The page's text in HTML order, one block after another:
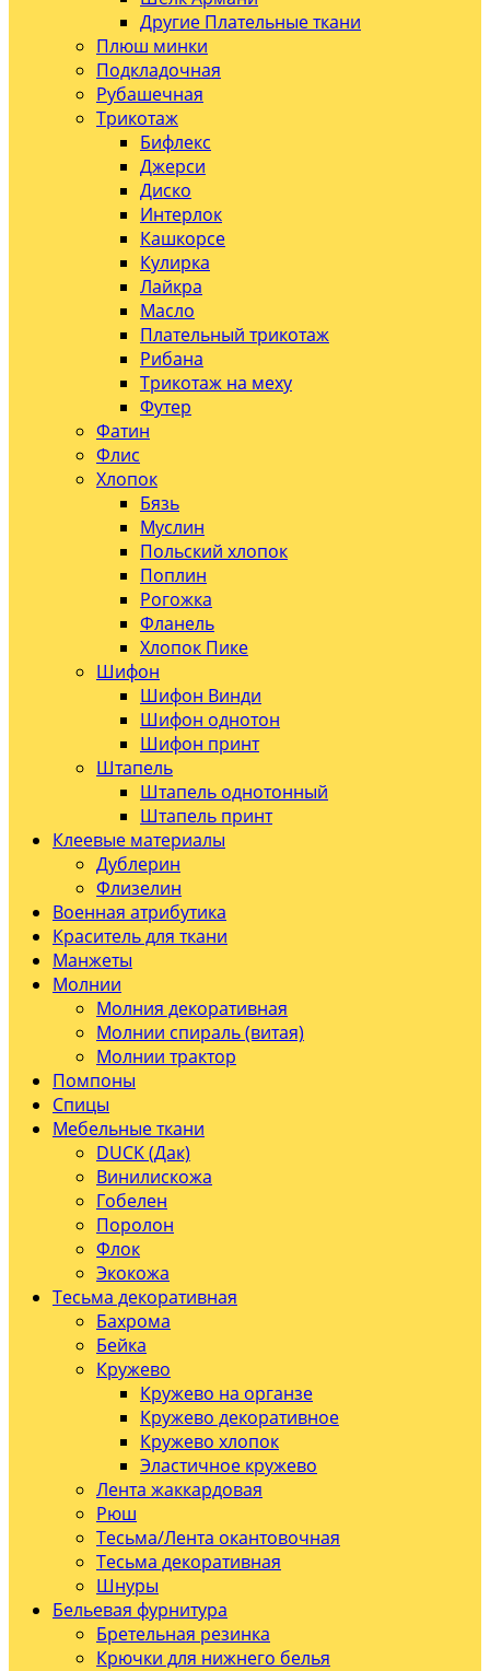
Другие Плательные ткани
Плюш минки
Подкладочная
Рубашечная
Трикотаж
Бифлекс
Джерси
Диско
Интерлок
Кашкорсе
Кулирка
Лайкра
Масло
Плательный трикотаж
Рибана
Трикотаж на меху
Футер
Фатин
Флис
Хлопок
Бязь
Муслин
Польский хлопок
Поплин
Рогожка
Фланель
Хлопок Пике
Шифон
Шифон Винди
Шифон однотон
Шифон принт
Штапель
Штапель однотонный
Штапель принт
Клеевые материалы
Дублерин
Флизелин
Военная атрибутика
Краситель для ткани
Манжеты
Молнии
Молния декоративная
Молнии спираль (витая)
Молнии трактор
Помпоны
Спицы
Мебельные ткани
DUCK (Дак)
Винилискожа
Гобелен
Поролон
Флок
Экокожа
Тесьма декоративная
Бахрома
Бейка
Кружево
Кружево на органзе
Кружево декоративное
Кружево хлопок
Эластичное кружево
Лента жаккардовая
Рюш
Тесьма/Лента окантовочная
Тесьма декоративная
Шнуры
Бельевая фурнитура
Бретельная резинка
Крючки для нижнего белья